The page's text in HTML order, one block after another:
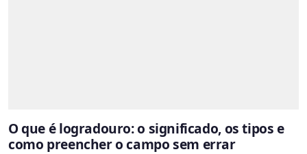
O que é logradouro: o significado, os tipos e
como preencher o campo sem errar